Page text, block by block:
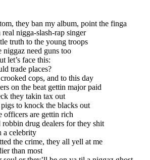
they ban my album, point the finga
nigga-slash-rap singer
truth to the young troops
need guns too
let’s face this:
trade places?
cops, and to this day
on the beat gettin major paid
they takin tax out
to knock the blacks out
officers are gettin rich
drug dealers for they shit
a celebrity
the crime, they all yell at me
than most